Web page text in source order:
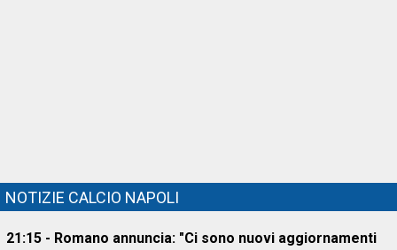
NOTIZIE CALCIO NAPOLI
21:15 - Romano annuncia: "Ci sono nuovi aggiornamenti